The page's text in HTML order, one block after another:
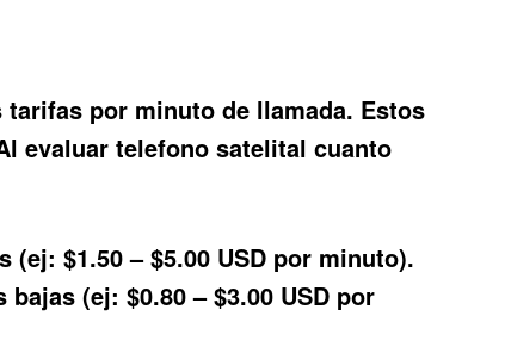
por minuto de llamada. Estos
evaluartelefono satelital cuanto
$1.50 – $5.00 USD por minuto).
(ej: $0.80 – $3.00 USD por